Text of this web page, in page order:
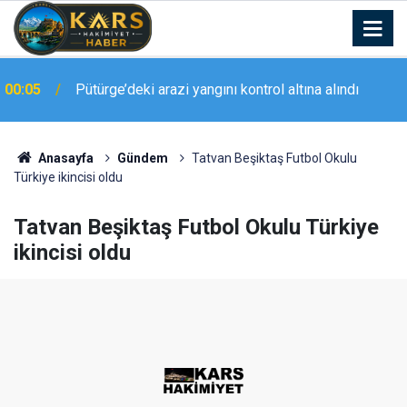
23:20 Elazığ’da geniş kapsamlı asayiş uygulaması
Anasayfa Gündem
Tatvan Beşiktaş Futbol Okulu
Türkiye ikincisi oldu
Tatvan Beşiktaş Futbol Okulu Türkiye
ikincisi oldu